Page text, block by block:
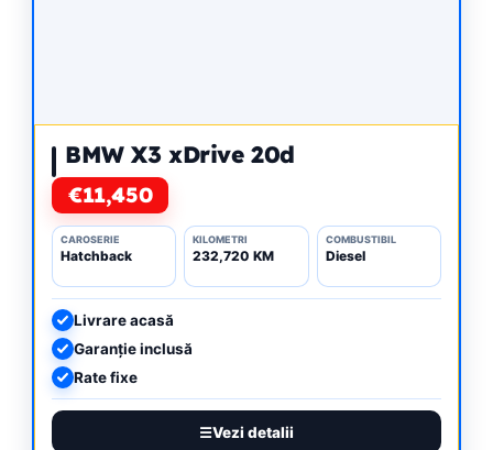
BMW X3 xDrive 20d
€11,450
CAROSERIE
Hatchback
KILOMETRI
232,720 KM
COMBUSTIBIL
Diesel
Livrare acasă
Garanție inclusă
Rate fixe
Vezi detalii